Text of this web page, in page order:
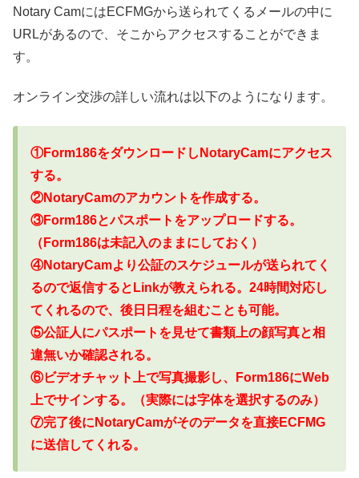
Notary CamにはECFMGから送られてくるメールの中に
URLがあるので、そこからアクセスすることができま
す。
オンライン交渉の詳しい流れは以下のようになります。
①Form186をダウンロードしNotaryCamにアクセス
する。
②NotaryCamのアカウントを作成する。
③Form186とパスポートをアップロードする。
（Form186は未記入のままにしておく）
④NotaryCamより公証のスケジュールが送られてく
るので返信するとLinkが教えられる。24時間対応し
てくれるので、後日日程を組むことも可能。
⑤公証人にパスポートを見せて書類上の顔写真と相
違無いか確認される。
⑥ビデオチャット上で写真撮影し、Form186にWeb
上でサインする。（実際には字体を選択するのみ）
⑦完了後にNotaryCamがそのデータを直接ECFMG
に送信してくれる。